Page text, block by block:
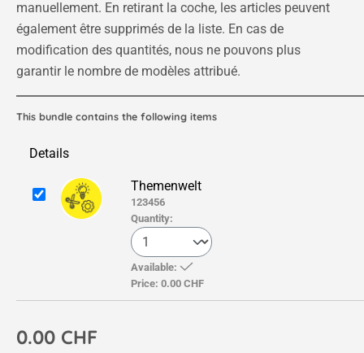
manuellement. En retirant la coche, les articles peuvent
également être supprimés de la liste. En cas de
modification des quantités, nous ne pouvons plus
garantir le nombre de modèles attribué.
0.00 CHF
This bundle contains the following items
Details
Themenwelt
123456
Quantity:
Available:
Price: 0.00 CHF